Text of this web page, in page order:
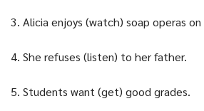
3. Alicia enjoys (watch) soap operas
4. She refuses (listen) to her father.
5. Students want (get) good grades.